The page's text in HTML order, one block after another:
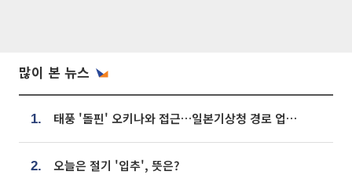
많이 본 뉴스
1. 태풍 '돌핀' 오키나와 접근…일본기상청 경로 업데이트
2. 오늘은 절기 '입추', 뜻은?